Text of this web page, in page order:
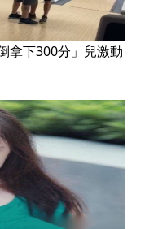
拿下300分」兒激動